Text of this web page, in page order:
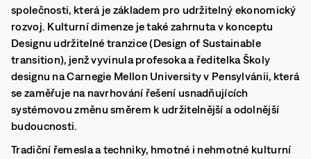
společnosti, která je základem pro udržitelný ekonomický
rozvoj. Kulturní dimenze je také zahrnuta v konceptu
Designu udržitelné tranzice (Design of Sustainable
transition), jenž vyvinula profesoka a ředitelka Školy
designu na Carnegie Mellon University v Pensylvánii, která
se zaměřuje na navrhování řešení usnadňujících
systémovou změnu směrem k udržitelnější a odolnější
budoucnosti.
Tradiční řemesla a techniky, hmotné i nehmotné kulturní